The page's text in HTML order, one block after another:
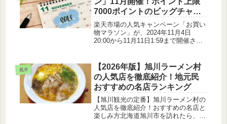
善...
7000ポイントのビッグチャン
ス
楽天市場の人気キャンペーン「お買い
物マラソン」が、2024年11月4日
20:00から11月11日1:59まで開催され
イント上限が5000ポイントから7000
ポイントへとア...
風水
【2026年版】旭川ラーメン村
の人気店を徹底紹介！地元民
おすすめの名店ランキング
【旭川観光の定番】旭川ラーメン村の
人気店を徹底紹介！おすすめの名店と
楽しみ方北海道旭川市を訪れたら、一